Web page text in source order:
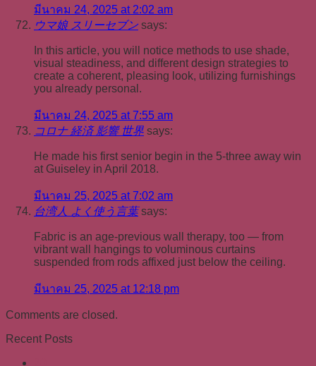
มีนาคม 24, 2025 at 2:02 am
ウマ娘 スリーセブン says:
In this article, you will notice methods to use shade,
visual steadiness, and different design strategies to
create a coherent, pleasing look, utilizing furnishings
you already personal.
มีนาคม 24, 2025 at 7:55 am
コロナ 経済 影響 世界 says:
He made his first senior begin in the 5-three away win
at Guiseley in April 2018.
มีนาคม 25, 2025 at 7:02 am
台湾人 よく使う言葉 says:
Fabric is an age-previous wall therapy, too — from
vibrant wall hangings to voluminous curtains
suspended from rods affixed just below the ceiling.
มีนาคม 25, 2025 at 12:18 pm
Comments are closed.
Recent Posts